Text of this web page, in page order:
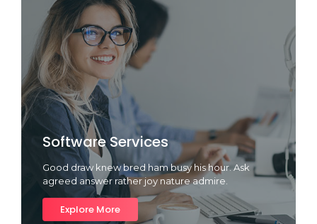
Software Services
Good draw knew bred ham busy his hour. Ask
agreed answer rather joy nature admire.
Explore More